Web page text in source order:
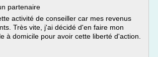
partenaire
activité de conseiller car mes revenus
Très vite, j'ai décidé d'en faire mon
à domicile pour avoir cette liberté d'action.